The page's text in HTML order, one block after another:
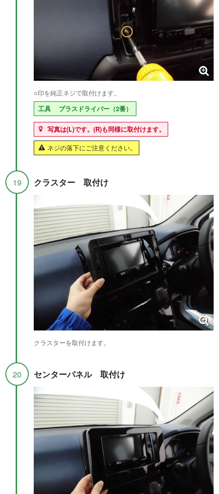
○印を純正ネジで取付けます。
工具
プラスドライバー（2番）
写真は(L)です。(R)も同様に取付けます。
ネジの落下にご注意ください。
19 クラスター 取付け
クラスターを取付けます。
20 センターパネル 取付け